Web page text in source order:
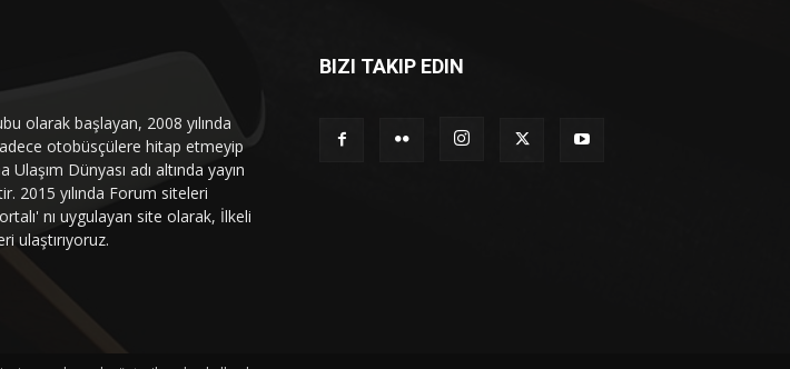
olarak başlayan, 2008 yılında
otobüsçülere hitap etmeyip
Dünyası adı altında yayın
2015 yılında Forum siteleri
nı uygulayan site olarak, İlkeli
ulaştırıyoruz.
BIZI TAKIP EDIN